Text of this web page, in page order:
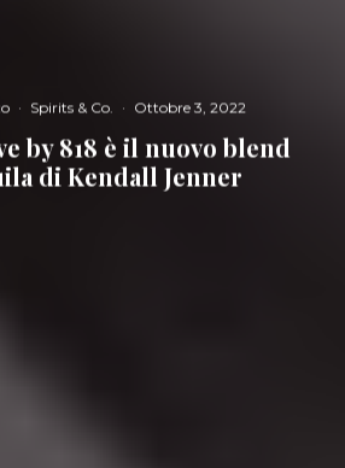
· Spirits & Co. · Ottobre 3, 2022
by 818 è il nuovo blend
di Kendall Jenner